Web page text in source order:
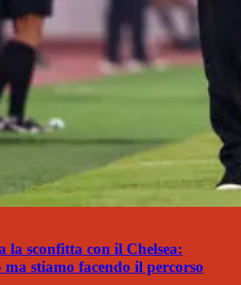
la sconfitta con il Chelsea:
stiamo facendo il percorso